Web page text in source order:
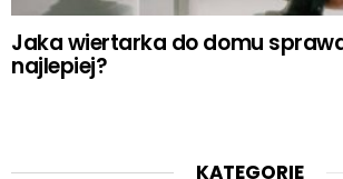
Jaka wiertarka do domu
najlepiej?
KATEGORIE